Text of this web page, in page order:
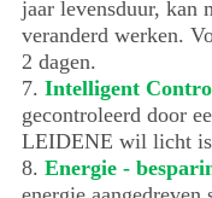
jaar levensduur, kan
veranderd werken.
2 dagen.
7. Intelligent
gecontroleerd door
LEIDENE wil licht is
8. Energie -